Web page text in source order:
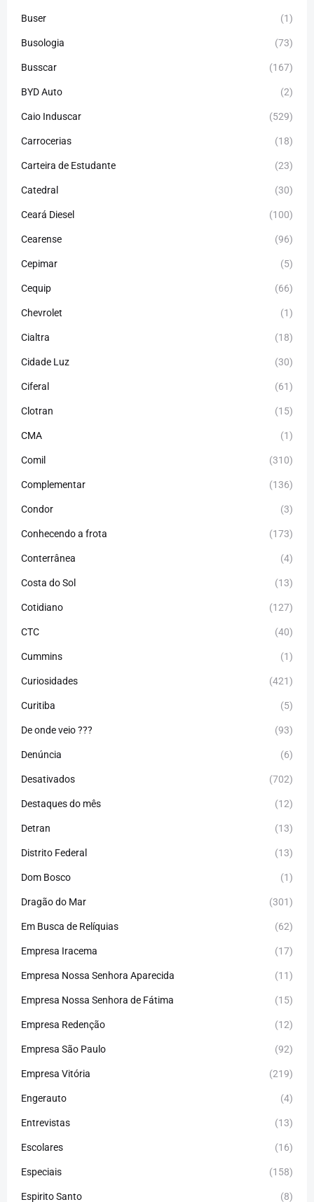
Buser (1)
Busologia (73)
Busscar (167)
BYD Auto (2)
Caio Induscar (529)
Carrocerias (18)
Carteira de Estudante (23)
Catedral (30)
Ceará Diesel (100)
Cearense (96)
Cepimar (5)
Cequip (66)
Chevrolet (1)
Cialtra (18)
Cidade Luz (30)
Ciferal (61)
Clotran (15)
CMA (1)
Comil (310)
Complementar (136)
Condor (3)
Conhecendo a frota (173)
Conterrânea (4)
Costa do Sol (13)
Cotidiano (127)
CTC (40)
Cummins (1)
Curiosidades (421)
Curitiba (5)
De onde veio ??? (93)
Denúncia (6)
Desativados (702)
Destaques do mês (12)
Detran (13)
Distrito Federal (13)
Dom Bosco (1)
Dragão do Mar (301)
Em Busca de Relíquias (62)
Empresa Iracema (17)
Empresa Nossa Senhora Aparecida (11)
Empresa Nossa Senhora de Fátima (15)
Empresa Redenção (12)
Empresa São Paulo (92)
Empresa Vitória (219)
Engerauto (4)
Entrevistas (13)
Escolares (16)
Especiais (158)
Espirito Santo (8)